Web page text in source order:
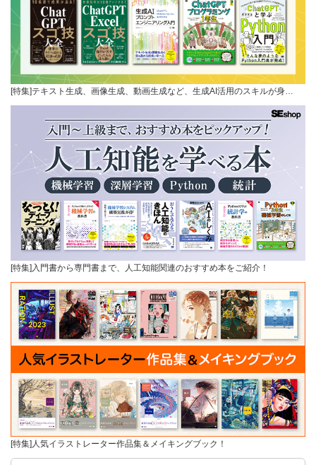
[特集]テキスト生成、画像生成、動画生成など、生成AI活用のスキルが身…
[特集]入門書から専門書まで、人工知能関連のおすすめ本をご紹介！
[特集]人気イラストレーター作品集＆メイキングブック！